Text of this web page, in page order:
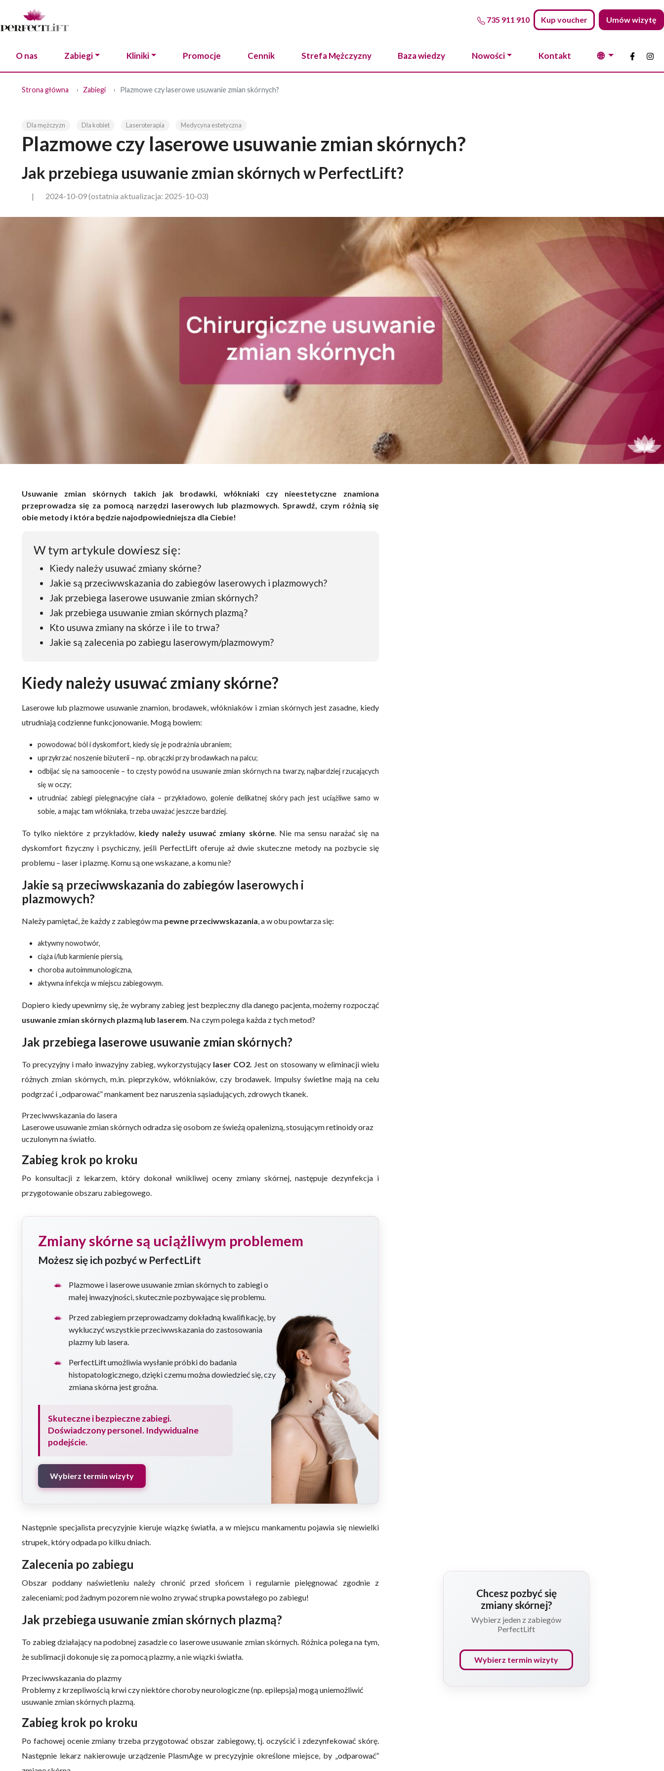
735 911 910 Kup voucher Umów wizytę
O nas Zabiegi Kliniki Promocje Cennik Strefa Mężczyzny Baza wiedzy Nowości Kontakt 🌐
Strona główna Zabiegi Plazmowe czy laserowe usuwanie zmian skórnych?
Dla mężczyzn Dla kobiet Laseroterapia Medycyna estetyczna
Plazmowe czy laserowe usuwanie zmian skórnych?
Jak przebiega usuwanie zmian skórnych w PerfectLift?
| 2024-10-09(ostatnia aktualizacja: 2025-10-03)
Usuwanie zmian skórnych takich jak brodawki, włókniaki czy nieestetyczne znamiona
przeprowadza się za pomocą narzędzi laserowych lub plazmowych. Sprawdź, czym różnią się
obie metody i która będzie najodpowiedniejsza dla Ciebie!
W tym artykule dowiesz się:
Kiedy należy usuwać zmiany skórne?
Jakie są przeciwwskazania do zabiegów laserowych i plazmowych?
Jak przebiega laserowe usuwanie zmian skórnych?
Jak przebiega usuwanie zmian skórnych plazmą?
Kto usuwa zmiany na skórze i ile to trwa?
Jakie są zalecenia po zabiegu laserowym/plazmowym?
Kiedy należy usuwać zmiany skórne?
Laserowe lub plazmowe usuwanie znamion, brodawek, włókniaków i zmian skórnych jest zasadne, kiedy
utrudniają codzienne funkcjonowanie. Mogą bowiem:
powodować ból i dyskomfort, kiedy się je podrażnia ubraniem;
uprzykrzać noszenie biżuterii – np. obrączki przy brodawkach na palcu;
odbijać się na samoocenie – to częsty powód na usuwanie zmian skórnych na twarzy, najbardziej rzucających
się w oczy;
utrudniać zabiegi pielęgnacyjne ciała – przykładowo, golenie delikatnej skóry pach jest uciążliwe samo w
sobie, a mając tam włókniaka, trzeba uważać jeszcze bardziej.
To tylko niektóre z przykładów, kiedy należy usuwać zmiany skórne. Nie ma sensu narażać się na
dyskomfort fizyczny i psychiczny, jeśli PerfectLift oferuje aż dwie skuteczne metody na pozbycie się
problemu – laser i plazmę. Komu są one wskazane, a komu nie?
Jakie są przeciwwskazania do zabiegów laserowych i
plazmowych?
Należy pamiętać, że każdy z zabiegów ma pewne przeciwwskazania, a w obu powtarza się:
aktywny nowotwór,
ciąża i/lub karmienie piersią,
choroba autoimmunologiczna,
aktywna infekcja w miejscu zabiegowym.
Dopiero kiedy upewnimy się, że wybrany zabieg jest bezpieczny dla danego pacjenta, możemy rozpocząć
usuwanie zmian skórnych plazmą lub laserem. Na czym polega każda z tych metod?
Jak przebiega laserowe usuwanie zmian skórnych?
To precyzyjny i mało inwazyjny zabieg, wykorzystujący laser CO2. Jest on stosowany w eliminacji wielu
różnych zmian skórnych, m.in. pieprzyków, włókniaków, czy brodawek. Impulsy świetlne mają na celu
podgrzać i „odparować” mankament bez naruszenia sąsiadujących, zdrowych tkanek.
Przeciwwskazania do lasera
Laserowe usuwanie zmian skórnych odradza się osobom ze świeżą opalenizną, stosującym retinoidy oraz
uczulonym na światło.
Zabieg krok po kroku
Po konsultacji z lekarzem, który dokonał wnikliwej oceny zmiany skórnej, następuje dezynfekcja i
przygotowanie obszaru zabiegowego.
Zmiany skórne są uciążliwym problemem
Możesz się ich pozbyć w PerfectLift
Plazmowe i laserowe usuwanie zmian skórnych to zabiegi o
małej inwazyjności, skutecznie pozbywające się problemu.
Przed zabiegiem przeprowadzamy dokładną kwalifikację, by
wykluczyć wszystkie przeciwwskazania do zastosowania
plazmy lub lasera.
PerfectLift umożliwia wysłanie próbki do badania
histopatologicznego, dzięki czemu można dowiedzieć się, czy
zmiana skórna jest groźna.
Skuteczne i bezpieczne zabiegi.
Doświadczony personel. Indywidualne
podejście.
Wybierz termin wizyty
Następnie specjalista precyzyjnie kieruje wiązkę światła, a w miejscu mankamentu pojawia się niewielki
strupek, który odpada po kilku dniach.
Zalecenia po zabiegu
Obszar poddany naświetleniu należy chronić przed słońcem i regularnie pielęgnować zgodnie z
zaleceniami; pod żadnym pozorem nie wolno zrywać strupka powstałego po zabiegu!
Jak przebiega usuwanie zmian skórnych plazmą?
To zabieg działający na podobnej zasadzie co laserowe usuwanie zmian skórnych. Różnica polega na tym,
że sublimacji dokonuje się za pomocą plazmy, a nie wiązki światła.
Przeciwwskazania do plazmy
Problemy z krzepliwością krwi czy niektóre choroby neurologiczne (np. epilepsja) mogą uniemożliwić
usuwanie zmian skórnych plazmą.
Zabieg krok po kroku
Po fachowej ocenie zmiany trzeba przygotować obszar zabiegowy, tj. oczyścić i zdezynfekować skórę.
Następnie lekarz nakierowuje urządzenie PlasmAge w precyzyjnie określone miejsce, by „odparować”
Chcesz pozbyć się
zmiany skórnej?
Wybierz jeden z zabiegów
PerfectLift
Wybierz termin wizyty